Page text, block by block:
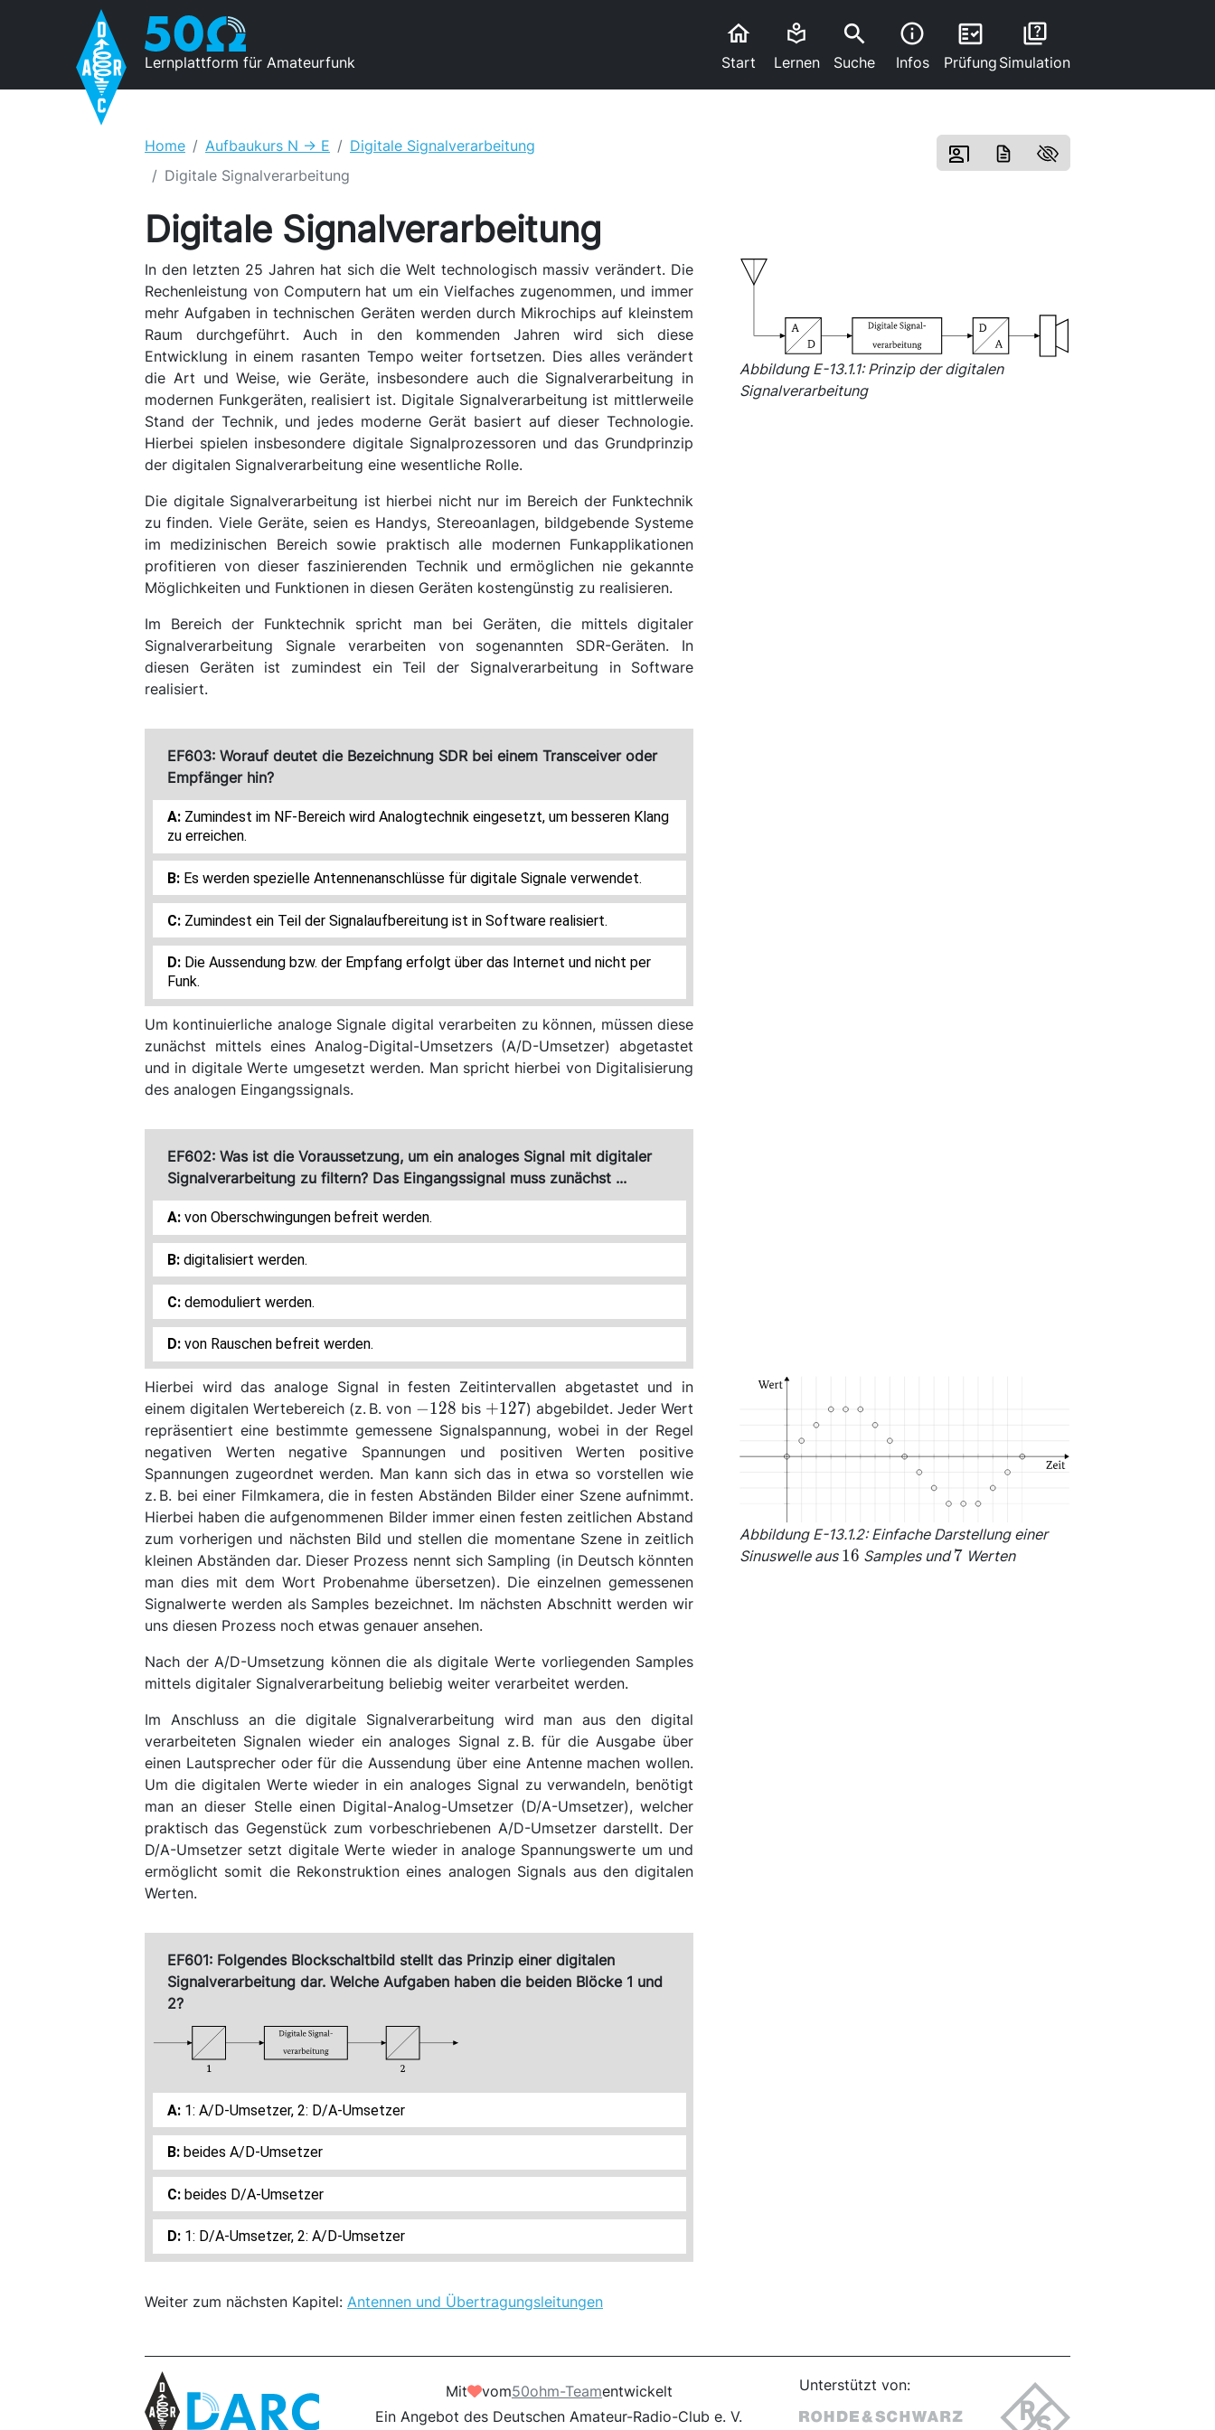
Lernplattform für Amateurfunk
home
Start
local_library
Lernen
search
Suche
info
Infos
fact_check
Prüfung
quiz
Simulation
Home Aufbaukurs N -> E
Digitale Signalverarbeitung
Digitale Signalverarbeitung
Digitale Signalverarbeitung
Abbildung E-13.1.1: Prinzip der digitalen
Signalverarbeitung
In den letzten 25 Jahren hat sich die Welt technologisch massiv verändert. Die
Rechenleistung von Computern hat um ein Vielfaches zugenommen, und immer
mehr Aufgaben in technischen Geräten werden durch Mikrochips auf kleinstem
Raum durchgeführt. Auch in den kommenden Jahren wird sich diese
Entwicklung in einem rasanten Tempo weiter fortsetzen. Dies alles verändert
die Art und Weise, wie Geräte, insbesondere auch die Signalverarbeitung in
modernen Funkgeräten, realisiert ist. Digitale Signalverarbeitung ist mittlerweile
Stand der Technik, und jedes moderne Gerät basiert auf dieser Technologie.
Hierbei spielen insbesondere digitale Signalprozessoren und das Grundprinzip
der digitalen Signalverarbeitung eine wesentliche Rolle.
Die digitale Signalverarbeitung ist hierbei nicht nur im Bereich der Funktechnik
zu finden. Viele Geräte, seien es Handys, Stereoanlagen, bildgebende Systeme
im medizinischen Bereich sowie praktisch alle modernen Funkapplikationen
profitieren von dieser faszinierenden Technik und ermöglichen nie gekannte
Möglichkeiten und Funktionen in diesen Geräten kostengünstig zu realisieren.
Im Bereich der Funktechnik spricht man bei Geräten, die mittels digitaler
Signalverarbeitung Signale verarbeiten von sogenannten SDR-Geräten. In
diesen Geräten ist zumindest ein Teil der Signalverarbeitung in Software
realisiert.
EF603: Worauf deutet die Bezeichnung SDR bei einem Transceiver oder
Empfänger hin?
Zumindest im NF-Bereich wird Analogtechnik eingesetzt, um besseren Klang
zu erreichen.
Es werden spezielle Antennenanschlüsse für digitale Signale verwendet.
Zumindest ein Teil der Signalaufbereitung ist in Software realisiert.
Die Aussendung bzw. der Empfang erfolgt über das Internet und nicht per
Funk.
Um kontinuierliche analoge Signale digital verarbeiten zu können, müssen diese
zunächst mittels eines Analog-Digital-Umsetzers (A/D-Umsetzer) abgetastet
und in digitale Werte umgesetzt werden. Man spricht hierbei von Digitalisierung
des analogen Eingangssignals.
EF602: Was ist die Voraussetzung, um ein analoges Signal mit digitaler
Signalverarbeitung zu filtern? Das Eingangssignal muss zunächst ...
von Oberschwingungen befreit werden.
digitalisiert werden.
demoduliert werden.
von Rauschen befreit werden.
Abbildung E-13.1.2: Einfache Darstellung einer
Sinuswelle aus \num{16}
16 Samples und\num{7}
7 Werten
Hierbei wird das analoge Signal in festen Zeitintervallen abgetastet und in
einem digitalen Wertebereich (z. B. von \num{-128}
−128 bis \num{+127}
+127) abgebildet. Jeder Wert
repräsentiert eine bestimmte gemessene Signalspannung, wobei in der Regel
negativen Werten negative Spannungen und positiven Werten positive
Spannungen zugeordnet werden. Man kann sich das in etwa so vorstellen wie
z. B. bei einer Filmkamera, die in festen Abständen Bilder einer Szene aufnimmt.
Hierbei haben die aufgenommenen Bilder immer einen festen zeitlichen Abstand
zum vorherigen und nächsten Bild und stellen die momentane Szene in zeitlich
kleinen Abständen dar. Dieser Prozess nennt sich Sampling (in Deutsch könnten
man dies mit dem Wort Probenahme übersetzen). Die einzelnen gemessenen
Signalwerte werden als Samples bezeichnet. Im nächsten Abschnitt werden wir
uns diesen Prozess noch etwas genauer ansehen.
Nach der A/D-Umsetzung können die als digitale Werte vorliegenden Samples
mittels digitaler Signalverarbeitung beliebig weiter verarbeitet werden.
Im Anschluss an die digitale Signalverarbeitung wird man aus den digital
verarbeiteten Signalen wieder ein analoges Signal z. B. für die Ausgabe über
einen Lautsprecher oder für die Aussendung über eine Antenne machen wollen.
Um die digitalen Werte wieder in ein analoges Signal zu verwandeln, benötigt
man an dieser Stelle einen Digital-Analog-Umsetzer (D/A-Umsetzer), welcher
praktisch das Gegenstück zum vorbeschriebenen A/D-Umsetzer darstellt. Der
D/A-Umsetzer setzt digitale Werte wieder in analoge Spannungswerte um und
ermöglicht somit die Rekonstruktion eines analogen Signals aus den digitalen
Werten.
EF601: Folgendes Blockschaltbild stellt das Prinzip einer digitalen
Signalverarbeitung dar. Welche Aufgaben haben die beiden Blöcke 1 und
2?
1: A/D-Umsetzer, 2: D/A-Umsetzer
beides A/D-Umsetzer
beides D/A-Umsetzer
1: D/A-Umsetzer, 2: A/D-Umsetzer
Weiter zum nächsten Kapitel: Antennen und Übertragungsleitungen
Mit vom50ohm-Teamentwickelt
Ein Angebot des Deutschen Amateur-Radio-Club e. V.
Unterstützt von: